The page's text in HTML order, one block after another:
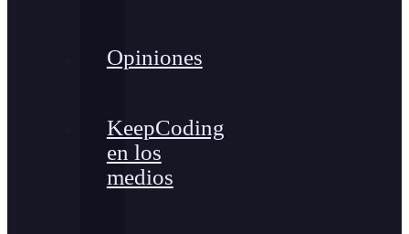
Opiniones
KeepCoding
en los
medios